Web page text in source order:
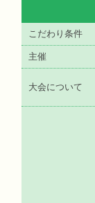
こだわり条件
主催
大会について